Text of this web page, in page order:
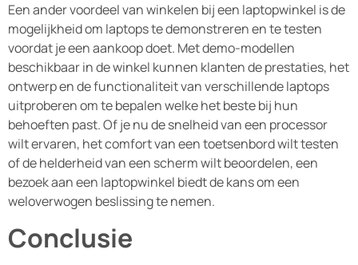
Een ander voordeel van winkelen bij een laptopwinkel is de
mogelijkheid om laptops te demonstreren en te testen
voordat je een aankoop doet. Met demo-modellen
beschikbaar in de winkel kunnen klanten de prestaties, het
ontwerp en de functionaliteit van verschillende laptops
uitproberen om te bepalen welke het beste bij hun
behoeften past. Of je nu de snelheid van een processor
wilt ervaren, het comfort van een toetsenbord wilt testen
of de helderheid van een scherm wilt beoordelen, een
bezoek aan een laptopwinkel biedt de kans om een
weloverwogen beslissing te nemen.
Conclusie